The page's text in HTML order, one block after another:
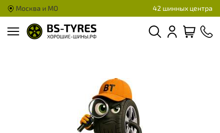
Москва и МО 42 шинных центра